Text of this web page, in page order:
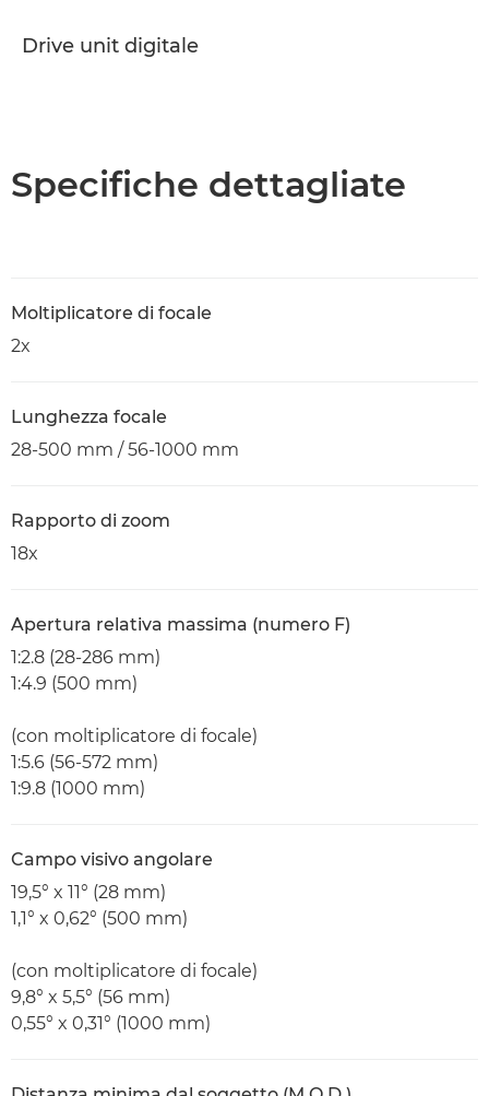
Drive unit digitale
Specifiche dettagliate
Moltiplicatore di focale
2x
Lunghezza focale
28-500 mm / 56-1000 mm
Rapporto di zoom
18x
Apertura relativa massima (numero F)
1:2.8 (28-286 mm)
1:4.9 (500 mm)
(con moltiplicatore di focale)
1:5.6 (56-572 mm)
1:9.8 (1000 mm)
Campo visivo angolare
19,5° x 11° (28 mm)
1,1° x 0,62° (500 mm)
(con moltiplicatore di focale)
9,8° x 5,5° (56 mm)
0,55° x 0,31° (1000 mm)